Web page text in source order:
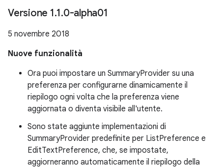
Versione 1.1.0-alpha01
5 novembre 2018
Nuove funzionalità
Ora puoi impostare un SummaryProvider su una
preferenza per configurarne dinamicamente il
riepilogo ogni volta che la preferenza viene
aggiornata o diventa visibile all'utente.
Sono state aggiunte implementazioni di
SummaryProvider predefinite per ListPreference e
EditTextPreference, che, se impostate,
aggiorneranno automaticamente il riepilogo della